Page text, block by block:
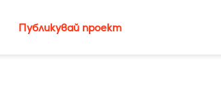
Публикувай проект